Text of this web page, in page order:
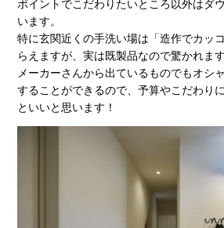
ポイントでこだわりたいところ以外はダ
います。
特に玄関近くの手洗い場は「造作でカッ
らえますが、実は既製品なので驚かれま
メーカーさんから出ているものでもオシ
することができるので、予算やこだわり
といいと思います！